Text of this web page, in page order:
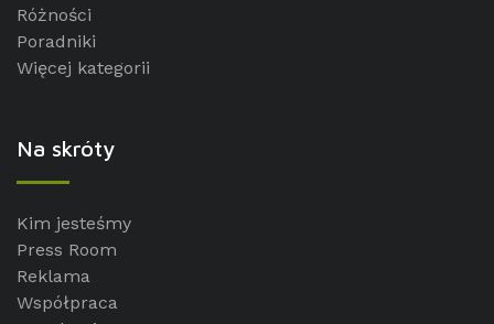
Różności
Poradniki
Więcej kategorii
Na skróty
Kim jesteśmy
Press Room
Reklama
Współpraca